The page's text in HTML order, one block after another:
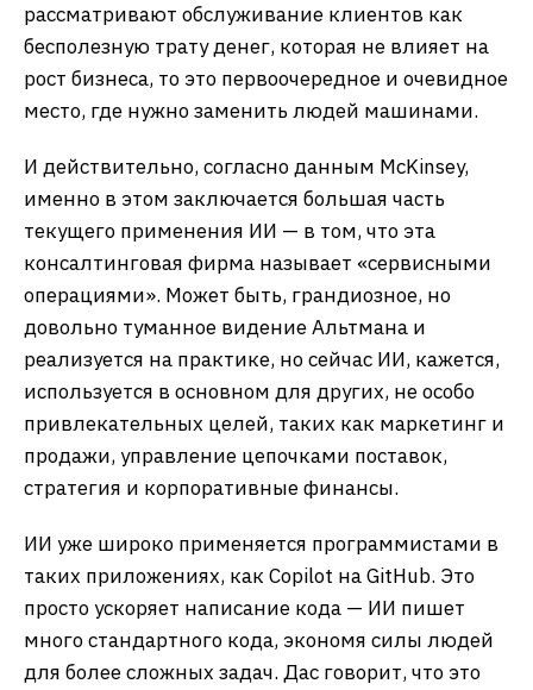
рассматривают обслуживание клиентов как
бесполезную трату денег, которая не влияет на
рост бизнеса, то это первоочередное и очевидное
место, где нужно заменить людей машинами.
И действительно, согласно данным McKinsey,
именно в этом заключается большая часть
текущего применения ИИ — в том, что эта
консалтинговая фирма называет «сервисными
операциями». Может быть, грандиозное, но
довольно туманное видение Альтмана и
реализуется на практике, но сейчас ИИ, кажется,
используется в основном для других, не особо
привлекательных целей, таких как маркетинг и
продажи, управление цепочками поставок,
стратегия и корпоративные финансы.
ИИ уже широко применяется программистами в
таких приложениях, как Copilot на GitHub. Это
просто ускоряет написание кода — ИИ пишет
много стандартного кода, экономя силы людей
для более сложных задач. Дас говорит, что это